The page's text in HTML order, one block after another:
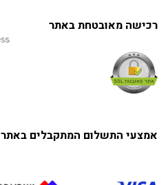
רכישה מאובטחת באתר
אמצעי התשלום המתקבלים באתר